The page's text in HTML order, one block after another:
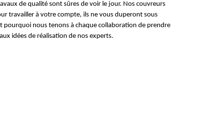
de qualité sont sûres de voir le jour. Nos couvreurs
travailler à votre compte, ils ne vous duperont sous
nous tenons à chaque collaboration de prendre
idées de réalisation de nos experts.